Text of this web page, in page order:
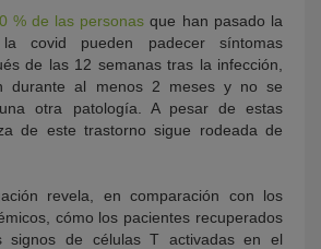
% de las personas que han pasado la
covid pueden padecer síntomas
de las 12 semanas tras la infección,
durante al menos 2 meses y no se
otra patología. A pesar de estas
de este trastorno sigue rodeada de
revela, en comparación con los
cómo los pacientes recuperados
signos de células T activadas en el